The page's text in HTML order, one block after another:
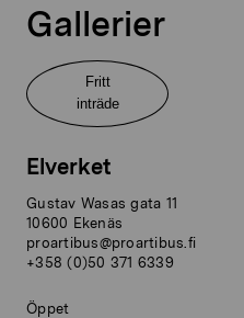
Gallerier
Fritt
inträde
Elverket
Gustav Wasas gata 11
10600 Ekenäs
proartibus@proartibus.fi
+358 (0)50 371 6339
Öppet